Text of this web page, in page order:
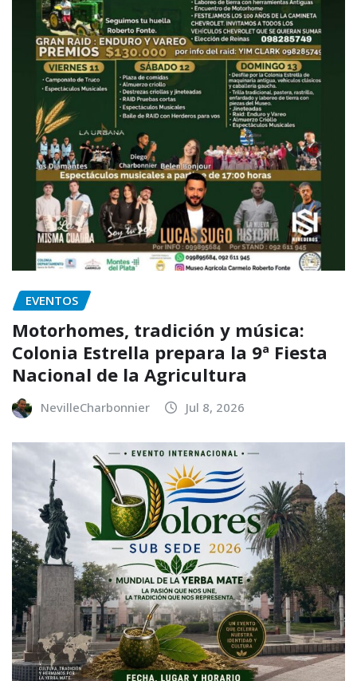
EVENTOS
Motorhomes, tradición y música:
Colonia Estrella prepara la 9ª Fiesta
Nacional de la Agricultura
NevilleCharbonnier Jul 8, 2026